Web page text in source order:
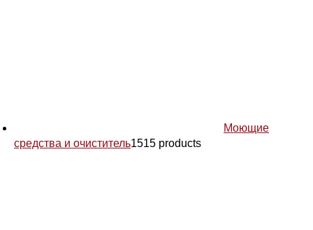
Моющие
средства и очиститель1515 products